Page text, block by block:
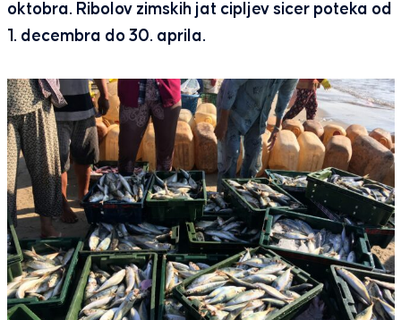
oktobra. Ribolov zimskih jat cipljev sicer poteka od
1. decembra do 30. aprila.